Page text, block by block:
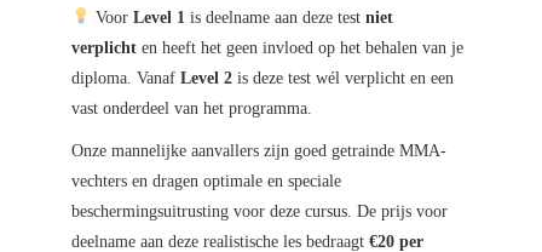
Voor Level 1 is deelname aan deze test niet
verplicht en heeft het geen invloed op het behalen van je
diploma. Vanaf Level 2 is deze test wél verplicht en een
vast onderdeel van het programma.
Onze mannelijke aanvallers zijn goed getrainde MMA-
vechters en dragen optimale en speciale
beschermingsuitrusting voor deze cursus. De prijs voor
deelname aan deze realistische les bedraagt €20 per